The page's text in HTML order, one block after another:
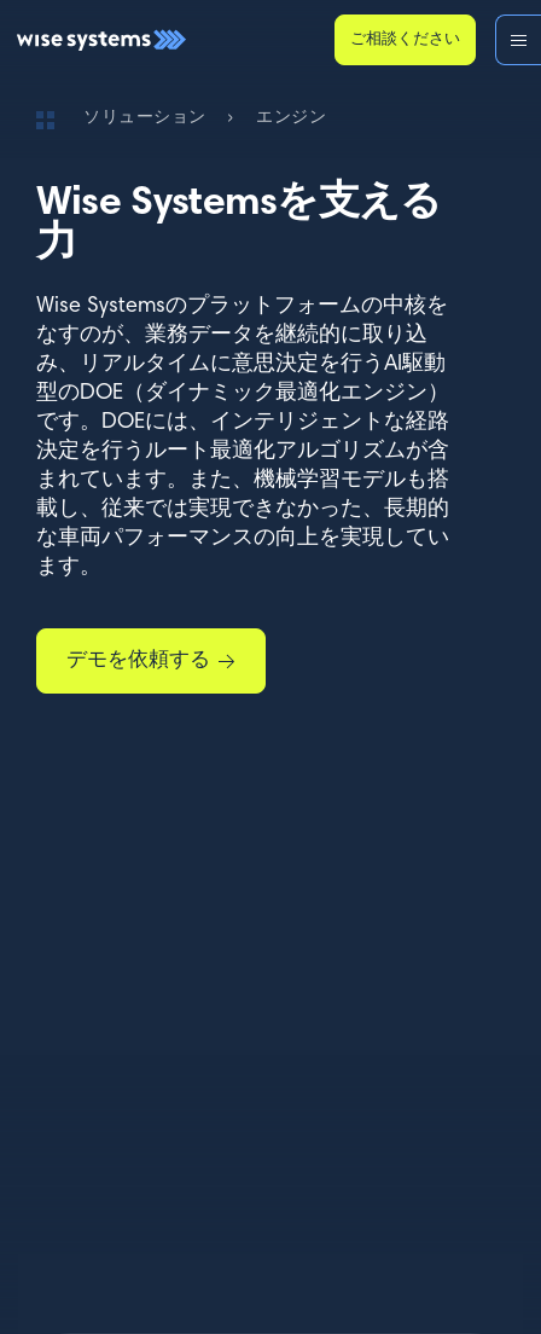
ご相談ください
ソリューション › エンジン
Wise Systemsを支える
力
Wise Systemsのプラットフォームの中核を
なすのが、業務データを継続的に取り込
み、リアルタイムに意思決定を行うAI駆動
型のDOE（ダイナミック最適化エンジン）
です。DOEには、インテリジェントな経路
決定を行うルート最適化アルゴリズムが含
まれています。また、機械学習モデルも搭
載し、従来では実現できなかった、長期的
な車両パフォーマンスの向上を実現してい
ます。
デモを依頼する